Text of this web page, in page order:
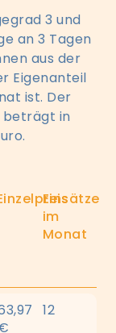
3 und
an 3 Tagen
aus der
Eigenanteil
ist. Der
beträgt in
Einsätze
im
Monat
12